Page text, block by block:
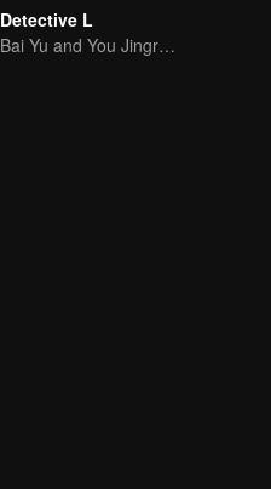
Detective L
Bai Yu and You Jingru Became the super detective